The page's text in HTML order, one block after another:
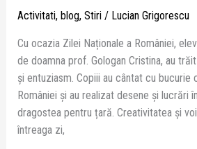
Activitati, blog, Stiri/ Lucian Grigorescu
Cu ocazia Zilei Naționale a României,
de doamna prof. Gologan Cristina, au
și entuziasm. Copiii au cântat cu bucurie
României și au realizat desene și lucrări
dragostea pentru țară. Creativitatea și
întreaga zi,